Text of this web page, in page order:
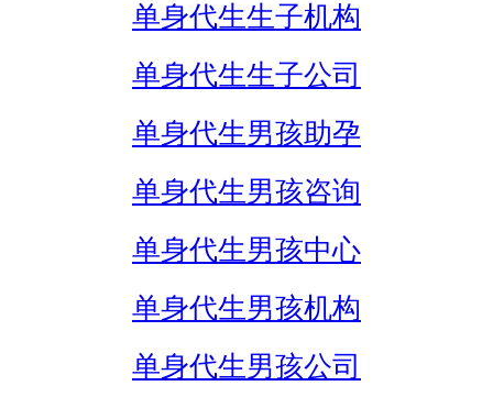
单身代生生子机构
单身代生生子公司
单身代生男孩助孕
单身代生男孩咨询
单身代生男孩中心
单身代生男孩机构
单身代生男孩公司